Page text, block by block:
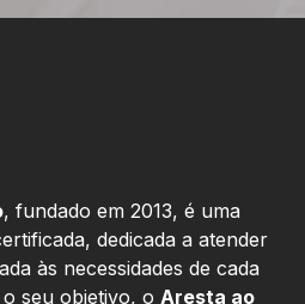
, fundado em 2013, é uma
dedicada a atender
às necessidades de cada
seu objetivo, o Aresta ao